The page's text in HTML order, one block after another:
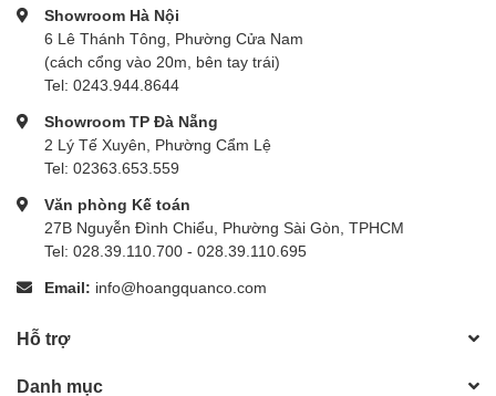
Showroom Hà Nội
6 Lê Thánh Tông, Phường Cửa Nam
(cách cổng vào 20m, bên tay trái)
Tel: 0243.944.8644
Showroom TP Đà Nẵng
2 Lý Tế Xuyên, Phường Cẩm Lệ
Tel: 02363.653.559
Văn phòng Kế toán
27B Nguyễn Đình Chiểu, Phường Sài Gòn, TPHCM
Tel: 028.39.110.700 - 028.39.110.695
Email: info@hoangquanco.com
Hỗ trợ
Danh mục